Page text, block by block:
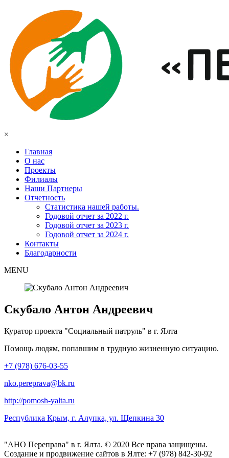
×
Главная
О нас
Проекты
Филиалы
Наши Партнеры
Отчетность
Статистика нашей работы.
Годовой отчет за 2022 г.
Годовой отчет за 2023 г.
Годовой отчет за 2024 г.
Контакты
Благодарности
MENU
Скубало Антон Андреевич
Куратор проекта "Социальный патруль" в г. Ялта
Помощь людям, попавшим в трудную жизненную ситуацию.
+7 (978) 676-03-55
nko.pereprava@bk.ru
http://pomosh-yalta.ru
Республика Крым, г. Алупка, ул. Щепкина 30
"АНО Переправа" в г. Ялта. © 2020 Все права защищены.
Создание и продвижение сайтов в Ялте: +7 (978) 842-30-92